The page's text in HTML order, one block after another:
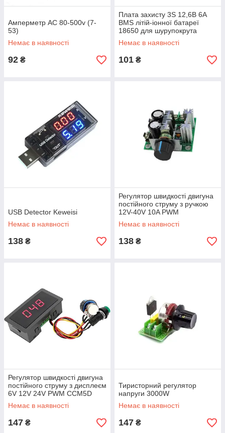
Амперметр AC 80-500v (7-
53)
Немає в наявності
92 ₴
Плата захисту 3S 12,6В 6A
BMS літій-іонної батареї
18650 для шурупокрута
Немає в наявності
101 ₴
USB Detector Keweisi
Немає в наявності
138 ₴
Регулятор швидкості двигуна
постійного струму з ручкою
12V-40V 10A PWM
Немає в наявності
138 ₴
Регулятор швидкості двигуна
постійного струму з дисплеєм
6V 12V 24V PWM CCM5D
Немає в наявності
147 ₴
Тиристорний регулятор
напруги 3000W
Немає в наявності
147 ₴